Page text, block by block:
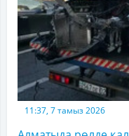
11:37, 7 тамыз 2026